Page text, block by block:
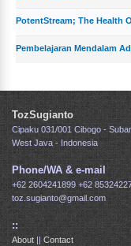
PotentStream; The Health
Pembelajaran Mendalam
TozSugianto
Cipaku 031/001 Cibogo -
West Java - Indonesia
Phone/WA & e-mail
+62 2604241899+62
toz.sugianto@gmail.com
::
About Contact